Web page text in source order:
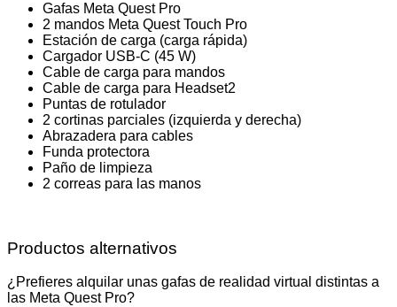
Gafas Meta Quest Pro
2 mandos Meta Quest Touch Pro
Estación de carga (carga rápida)
Cargador USB-C (45 W)
Cable de carga para mandos
Cable de carga para Headset2
Puntas de rotulador
2 cortinas parciales (izquierda y derecha)
Abrazadera para cables
Funda protectora
Paño de limpieza
2 correas para las manos
Productos alternativos
¿Prefieres alquilar unas gafas de realidad virtual distintas a
las Meta Quest Pro?